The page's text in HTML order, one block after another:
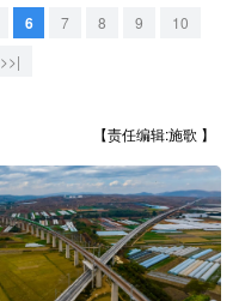
上海
湖南
海南 重庆
云南 西藏
6 7 8 9
10
>>|
【责任编辑:施歌 】